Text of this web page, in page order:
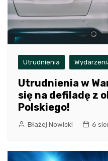
Utrudnienia
Utrudnienia w
się na defiladę z
Polskiego!
Błażej Nowicki 6